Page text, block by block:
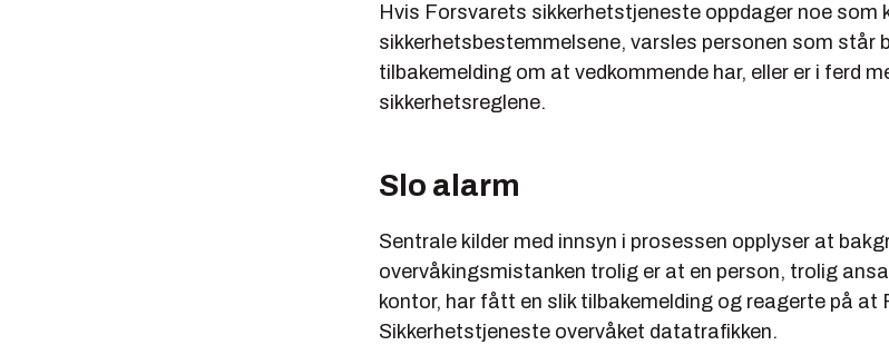
Hvis Forsvarets sikkerhetstjeneste oppdager noe som
sikkerhetsbestemmelsene, varsles personen som står
tilbakemelding om at vedkommende har, eller er i ferd
sikkerhetsreglene.
Slo alarm
Sentrale kilder med innsyn i prosessen opplyser at
overvåkingsmistanken trolig er at en person, trolig
kontor, har fått en slik tilbakemelding og reagerte på at
Sikkerhetstjeneste overvåket datatrafikken.